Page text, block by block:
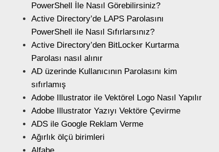
PowerShell İle Nasıl Görebilirsiniz?
Active Directory’de LAPS Parolasını
PowerShell ile Nasıl Sıfırlarsınız?
Active Directory’den BitLocker Kurtarma
Parolası nasıl alınır
AD üzerinde Kullanıcının Parolasını kim
sıfırlamış
Adobe Illustrator ile Vektörel Logo Nasıl Yapılır
Adobe Illustrator Yazıyı Vektöre Çevirme
ADS ile Google Reklam Verme
Ağırlık ölçü birimleri